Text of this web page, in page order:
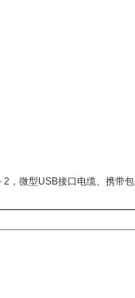
，微型USB接口电缆、携带包